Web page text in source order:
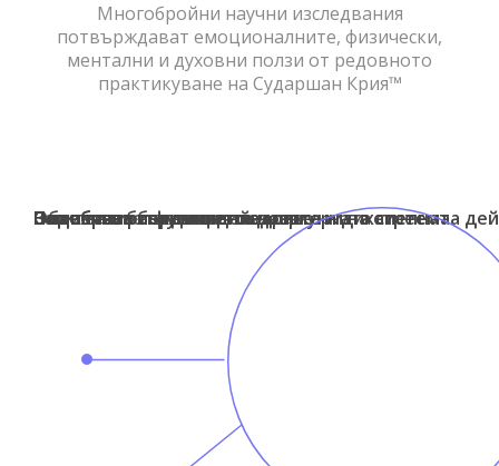
Многобройни научни изследвания
потвърждават емоционалните, физически,
ментални и духовни ползи от редовното
практикуване на Сударшан Крия™
Подобрява психичното здраве
Засилва мозъчната дейност
Облекчава безсънието
Намалява биохимичните маркери на стрес
Оптимизира функцията на имунната система
Подобрява сърдечно-съдовата и дихателната